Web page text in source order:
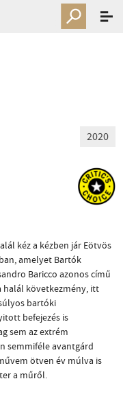
2020
kéz a kézben jár Eötvös
amelyet Bartók
Baricco azonos című
halál következmény, itt
bartóki
befejezés is
sem az extrém
semmiféle avantgárd
ötven év múlva is
a műről.